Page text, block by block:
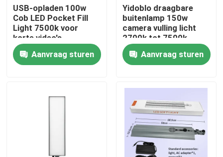
Kwaliteitscontrole
Neem contact met ons op
USB-opladen 100w
Cob LED Pocket Fill
Light 7500k voor
korte video's
Verlichting
Aanvraag sturen
Yidoblo draagbare
buitenlamp 150w
camera vulling licht
2700k tot 7500k
camera vulling licht
met koelventilator
Aanvraag sturen